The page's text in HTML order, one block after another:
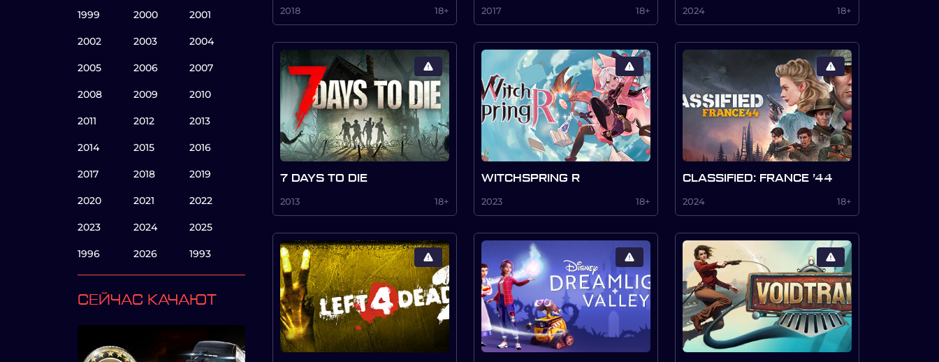
1999 2000 2001
2002 2003 2004
2005 2006 2007
2008 2009 2010
2011 2012 2013
2014 2015 2016
2017 2018 2019
2020 2021 2022
2023 2024 2025
1996 2026 1993
СЕЙЧАС КАЧАЮТ
2018 18+ 2017 18+ 2024 18+
7 DAYS TO DIE
2013 18+
WITCHSPRING R
2023 18+
CLASSIFIED: FRANCE ’44
2024 18+